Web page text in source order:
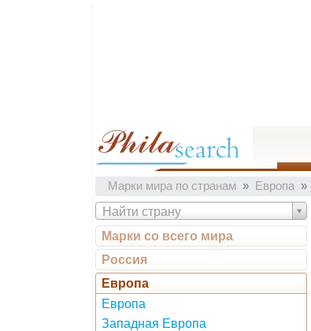
Марки мира по странам Европа
Найти страну
Марки со всего мира
Россия
Европа
Европа
Западная Европа